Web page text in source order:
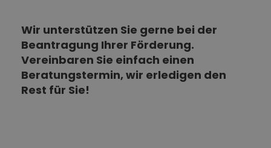
Wir unterstützen Sie gerne bei der
Beantragung Ihrer Förderung.
Vereinbaren Sie einfach einen
Beratungstermin, wir erledigen den
Rest für Sie!